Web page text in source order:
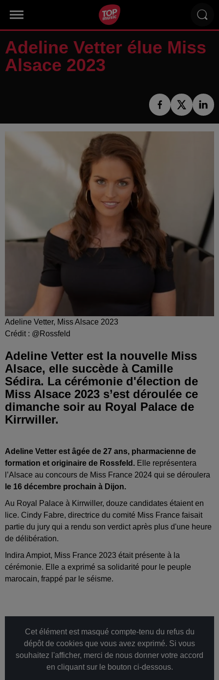
Adeline Vetter élue Miss
Alsace 2023
Adeline Vetter, Miss Alsace 2023
Crédit : @Rossfeld
Adeline Vetter est la nouvelle Miss
Alsace, elle succède à Camille
Sédira. La cérémonie d'élection de
Miss Alsace 2023 s’est déroulée ce
dimanche soir au Royal Palace de
Adeline Vetter est âgée de 27 ans, pharmacienne de
formation et originaire de Rossfeld. Elle représentera
l’Alsace au concours de Miss France 2024 qui se déroulera
le 16 décembre prochain à Dijon.
Au Royal Palace à Kirrwiller, douze candidates étaient en
lice. Cindy Fabre, directrice du comité Miss France faisait
partie du jury qui a rendu son verdict après plus d'une heure
de délibération.
Indira Ampiot, Miss France 2023 était présente à la
cérémonie. Elle a exprimé sa solidarité pour le peuple
marocain, frappé par le séisme.
Cet élément est masqué compte-tenu du refus du
dépôt de cookies que vous avez exprimé. Si vous
souhaitez l'afficher, merci de nous donner votre accord
en cliquant sur le bouton ci-dessous.